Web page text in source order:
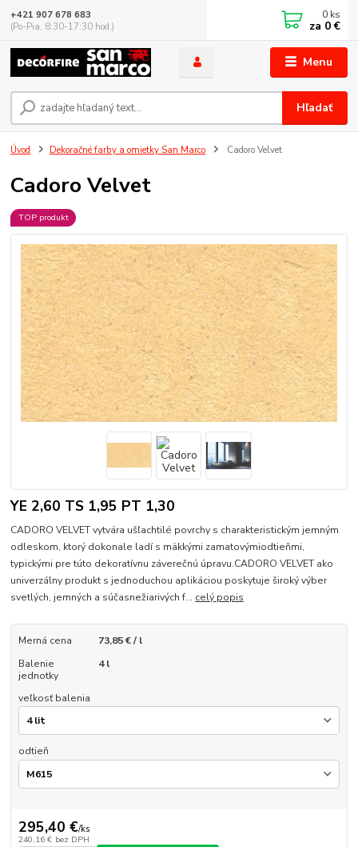
Menu
Hľadať
+421 907 678 683
(Po-Pia, 8:30-17:30 hod.)
0 ks
za 0 €
Úvod Dekoračné farby a omietky San Marco Cadoro Velvet
Cadoro Velvet
TOP produkt
YE 2,60 TS 1,95 PT 1,30
CADORO VELVET vytvára ušľachtilé povrchy s charakteristickým jemným
odleskom, ktorý dokonale ladí s mäkkými zamatovýmiodtieňmi,
typickými pre túto dekoratívnu záverečnú úpravu.CADORO VELVET ako
univerzálny produkt s jednoduchou aplikáciou poskytuje široký výber
svetlých, jemných a súčasnežiarivých f... celý popis
Merná cena
73,85 € / l
Balenie
jednotky
4 l
veľkosť balenia
odtieň
295,40 €/ks
240,16 € bez DPH